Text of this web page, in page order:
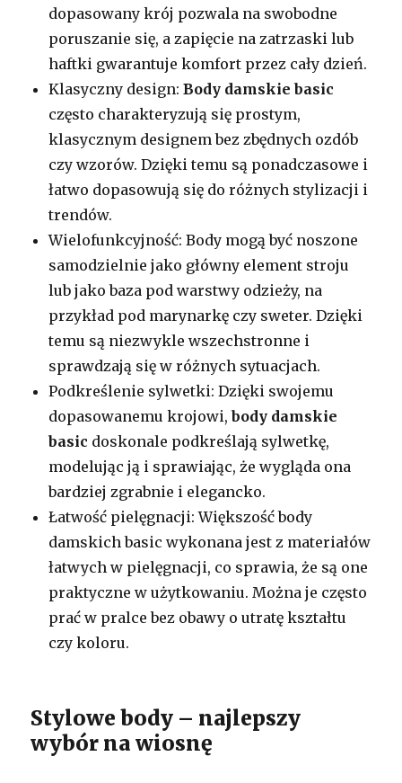
dopasowany krój pozwala na swobodne
poruszanie się, a zapięcie na zatrzaski lub
haftki gwarantuje komfort przez cały dzień.
Klasyczny design:Body damskie basic
często charakteryzują się prostym,
klasycznym designem bez zbędnych ozdób
czy wzorów. Dzięki temu są ponadczasowe i
łatwo dopasowują się do różnych stylizacji i
trendów.
Wielofunkcyjność: Body mogą być noszone
samodzielnie jako główny element stroju
lub jako baza pod warstwy odzieży, na
przykład pod marynarkę czy sweter. Dzięki
temu są niezwykle wszechstronne i
sprawdzają się w różnych sytuacjach.
Podkreślenie sylwetki: Dzięki swojemu
dopasowanemu krojowi,body damskie
basic doskonale podkreślają sylwetkę,
modelując ją i sprawiając, że wygląda ona
bardziej zgrabnie i elegancko.
Łatwość pielęgnacji: Większość body
damskich basic wykonana jest z materiałów
łatwych w pielęgnacji, co sprawia, że są one
praktyczne w użytkowaniu. Można je często
prać w pralce bez obawy o utratę kształtu
czy koloru.
Stylowe body – najlepszy
wybór na wiosnę